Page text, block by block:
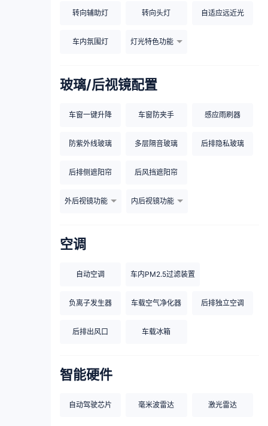
转向辅助灯 转向头灯 自适应远近光
车内氛围灯 灯光特色功能
玻璃/后视镜配置
车窗一键升降 车窗防夹手 感应雨刷器
防紫外线玻璃 多层隔音玻璃 后排隐私玻璃
后排侧遮阳帘 后风挡遮阳帘
外后视镜功能 内后视镜功能
空调
自动空调 车内PM2.5过滤装置
负离子发生器 车载空气净化器 后排独立空调
后排出风口 车载冰箱
智能硬件
自动驾驶芯片 毫米波雷达 激光雷达